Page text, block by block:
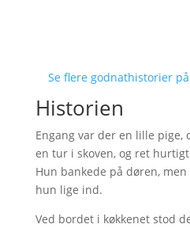
Se flere godnathistorier
Historien
Engang var der en lille pige,
en tur i skoven, og ret
Hun bankede på døren,
hun lige ind.
Ved bordet i køkkenet stod